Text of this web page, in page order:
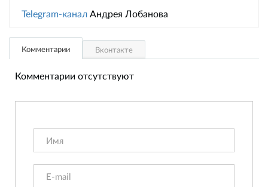
Telegram-канал Андрея Лобанова
Комментарии Вконтакте
Комментарии отсутствуют